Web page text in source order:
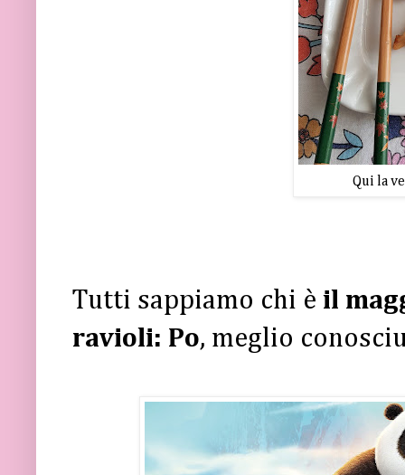
Qui la
Tutti sappiamo chi è il
ravioli: Po, meglio